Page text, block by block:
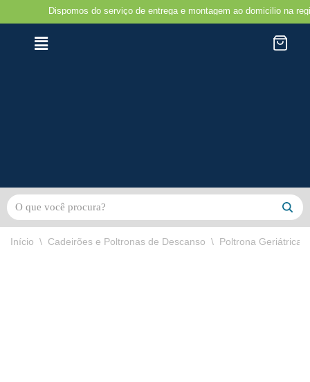
Avançar
Dispomos do serviço de entrega e montagem ao domicilio na região do
Início \ Cadeirões e Poltronas de Descanso \ Poltrona Geriátrica